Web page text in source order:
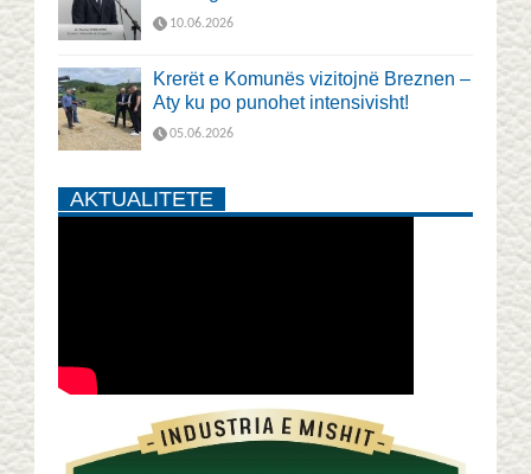
10.06.2026
Krerët e Komunës vizitojnë Breznen –
Aty ku po punohet intensivisht!
05.06.2026
AKTUALITETE